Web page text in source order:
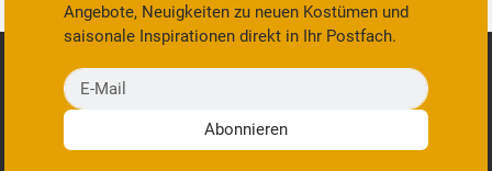
Angebote, Neuigkeiten zu neuen Kostümen und
saisonale Inspirationen direkt in Ihr Postfach.
E-Mail
Abonnieren